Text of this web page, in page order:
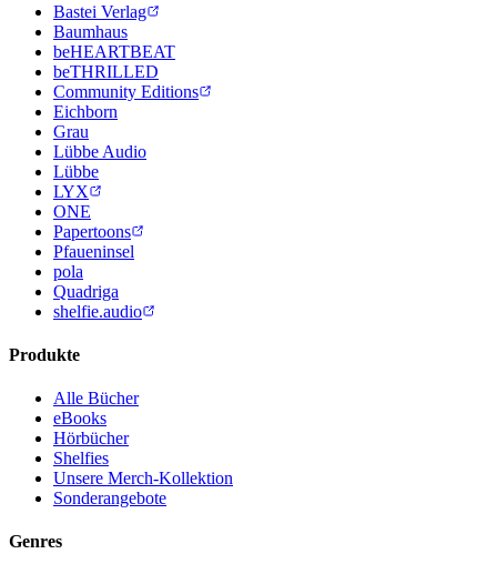
Bastei Verlag
Baumhaus
beHEARTBEAT
beTHRILLED
Community Editions
Eichborn
Grau
Lübbe Audio
Lübbe
LYX
ONE
Papertoons
Pfaueninsel
pola
Quadriga
shelfie.audio
Produkte
Alle Bücher
eBooks
Hörbücher
Shelfies
Unsere Merch-Kollektion
Sonderangebote
Genres